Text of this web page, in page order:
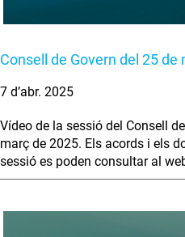
Consell de Govern del 25 de
7 d’abr. 2025
Vídeo de la sessió del Consell
març de 2025. Els acords i els
sessió es poden consultar al